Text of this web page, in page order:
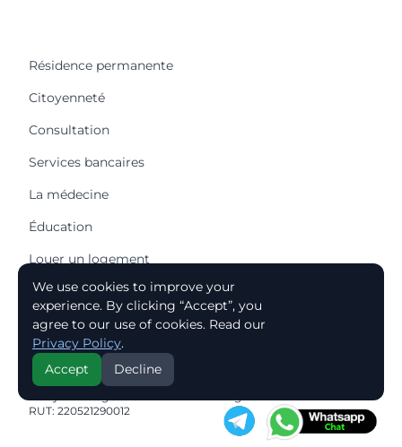
Résidence permanente
Citoyenneté
Consultation
Services bancaires
La médecine
Éducation
Louer un logement
Acheter une maison
Acheter un appartement
© 2026 Reluy - Relocation to Uruguay
RUT: 220521290012
We use cookies to improve your
experience. By clicking “Accept”, you
agree to our use of cookies. Read our
Privacy Policy.
Accept
Decline